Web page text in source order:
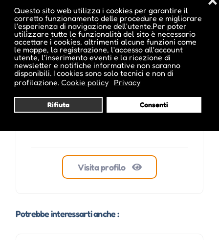
Questo sito web utilizza i cookies per garantire il
corretto funzionamento delle procedure e migliorare
l'esperienza di navigazione dell'utente.Per poter
utilizzare tutte le funzionalità del sito è necessario
accettare i cookies, altrimenti alcune funzioni come
le mappe, la registrazione, l'accesso all'account
utente, l'inserimento eventi e la ricezione di
newsletter e notifiche informative non saranno
disponibili. I cookies sono solo tecnici e non di
profilazione. Cookie policy Privacy
Rifiuta Consenti
Reichegger
Visita profilo
Potrebbe interessarti anche :